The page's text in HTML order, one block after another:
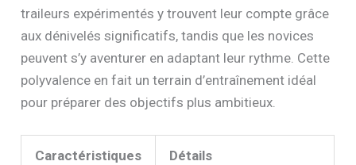
traileurs expérimentés y trouvent leur compte grâce
aux dénivelés significatifs, tandis que les novices
peuvent s’y aventurer en adaptant leur rythme. Cette
polyvalence en fait un terrain d’entraînement idéal
pour préparer des objectifs plus ambitieux.
Caractéristiques Détails